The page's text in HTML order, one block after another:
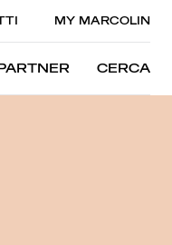
MY MARCOLIN
PARTNER
CERCA